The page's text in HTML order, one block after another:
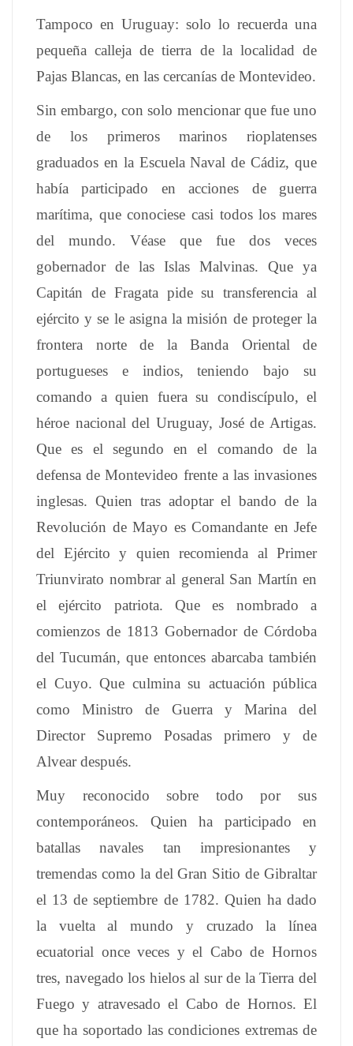
Tampoco en Uruguay: solo lo recuerda una
pequeña calleja de tierra de la localidad de
Pajas Blancas, en las cercanías de Montevideo.
Sin embargo, con solo mencionar que fue uno
de los primeros marinos rioplatenses
graduados en la Escuela Naval de Cádiz, que
había participado en acciones de guerra
marítima, que conociese casi todos los mares
del mundo. Véase que fue dos veces
gobernador de las Islas Malvinas. Que ya
Capitán de Fragata pide su transferencia al
ejército y se le asigna la misión de proteger la
frontera norte de la Banda Oriental de
portugueses e indios, teniendo bajo su
comando a quien fuera su condiscípulo, el
héroe nacional del Uruguay, José de Artigas.
Que es el segundo en el comando de la
defensa de Montevideo frente a las invasiones
inglesas. Quien tras adoptar el bando de la
Revolución de Mayo es Comandante en Jefe
del Ejército y quien recomienda al Primer
Triunvirato nombrar al general San Martín en
el ejército patriota. Que es nombrado a
comienzos de 1813 Gobernador de Córdoba
del Tucumán, que entonces abarcaba también
el Cuyo. Que culmina su actuación pública
como Ministro de Guerra y Marina del
Director Supremo Posadas primero y de
Alvear después.
Muy reconocido sobre todo por sus
contemporáneos. Quien ha participado en
batallas navales tan impresionantes y
tremendas como la del Gran Sitio de Gibraltar
el 13 de septiembre de 1782. Quien ha dado
la vuelta al mundo y cruzado la línea
ecuatorial once veces y el Cabo de Hornos
tres, navegado los hielos al sur de la Tierra del
Fuego y atravesado el Cabo de Hornos. El
que ha soportado las condiciones extremas de